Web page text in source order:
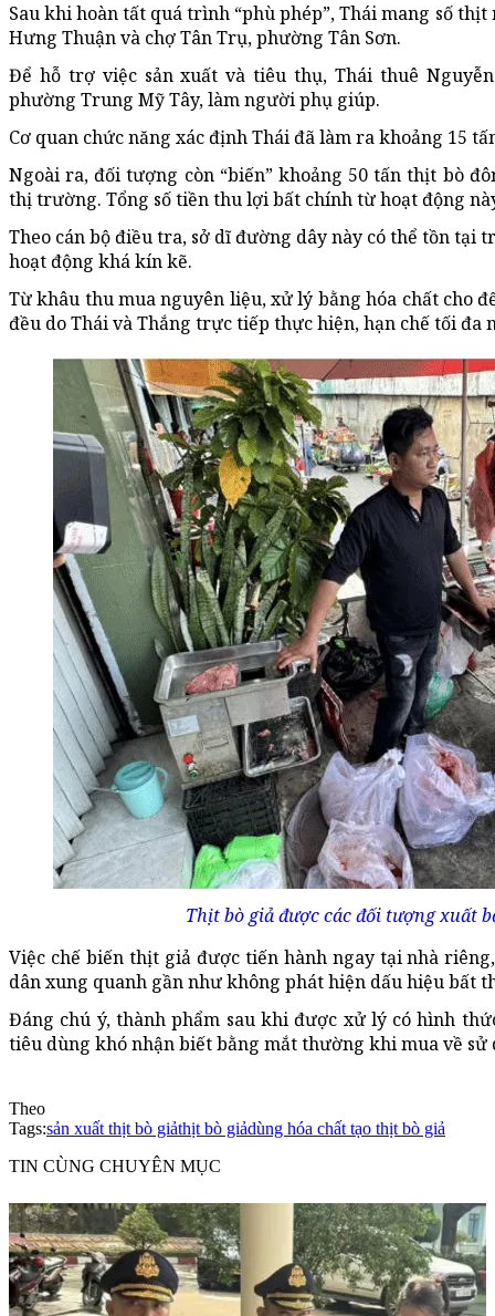
Sau khi hoàn tất quá trình “phù phép”, Thái mang số
Hưng Thuận và chợ Tân Trụ, phường Tân Sơn.
Để hỗ trợ việc sản xuất và tiêu thụ, Thái thuê
phường Trung Mỹ Tây, làm người phụ giúp.
Cơ quan chức năng xác định Thái đã làm ra khoảng 15
Ngoài ra, đối tượng còn “biến” khoảng 50 tấn thịt bò
thị trường. Tổng số tiền thu lợi bất chính từ hoạt động
Theo cán bộ điều tra, sở dĩ đường dây này có thể tồn tại
hoạt động khá kín kẽ.
Từ khâu thu mua nguyên liệu, xử lý bằng hóa chất cho
đều do Thái và Thắng trực tiếp thực hiện, hạn chế tối đa
Thịt bò giả được các đối tượng xuất
Việc chế biến thịt giả được tiến hành ngay tại nhà
dân xung quanh gần như không phát hiện dấu hiệu bất
Đáng chú ý, thành phẩm sau khi được xử lý có hình
tiêu dùng khó nhận biết bằng mắt thường khi mua về sử
Theo
Tags:sản xuất thịt bò giảthịt bò giảdùng hóa chất tạo thịt bò giả
TIN CÙNG CHUYÊN MỤC